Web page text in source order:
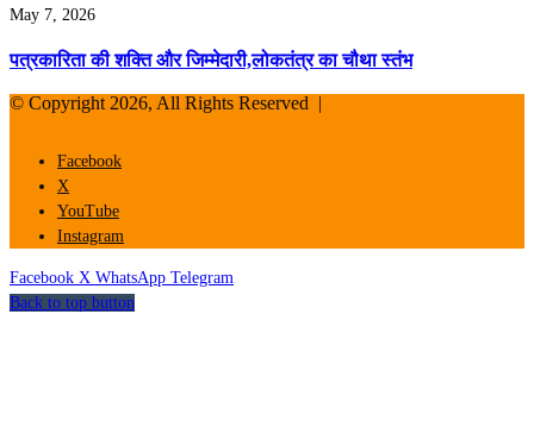
May 7, 2026
पत्रकारिता की शक्ति और जिम्मेदारी,लोकतंत्र का चौथा स्तंभ
© Copyright 2026, All Rights Reserved |
Facebook
X
YouTube
Instagram
Facebook X WhatsApp Telegram
Back to top button